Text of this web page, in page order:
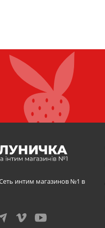
интим магазинов №1 в